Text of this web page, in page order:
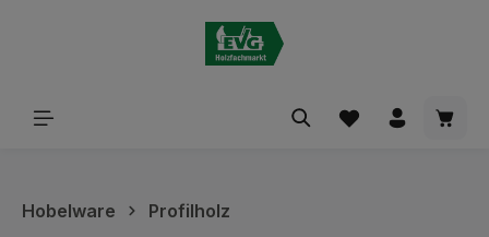
Hobelware Profilholz